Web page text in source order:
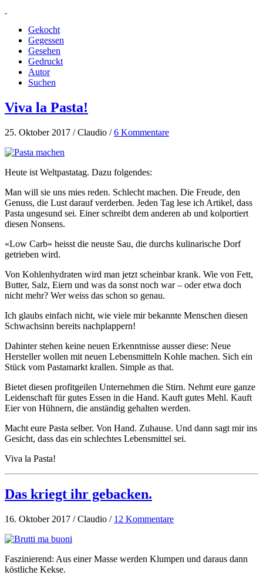
Gekocht
Gegessen
Gesehen
Gedruckt
Autor
Suchen
Viva la Pasta!
25. Oktober 2017 / Claudio /6 Kommentare
Heute ist Weltpastatag. Dazu folgendes:
Man will sie uns mies reden. Schlecht machen. Die Freude, den
Genuss, die Lust darauf verderben. Jeden Tag lese ich Artikel, dass
Pasta ungesund sei. Einer schreibt dem anderen ab und kolportiert
diesen Nonsens.
«Low Carb» heisst die neuste Sau, die durchs kulinarische Dorf
getrieben wird.
Von Kohlenhydraten wird man jetzt scheinbar krank. Wie von Fett,
Butter, Salz, Eiern und was da sonst noch war – oder etwa doch
nicht mehr? Wer weiss das schon so genau.
Ich glaubs einfach nicht, wie viele mir bekannte Menschen diesen
Schwachsinn bereits nachplappern!
Dahinter stehen keine neuen Erkenntnisse ausser diese: Neue
Hersteller wollen mit neuen Lebensmitteln Kohle machen. Sich ein
Stück vom Pastamarkt krallen. Simple as that.
Bietet diesen profitgeilen Unternehmen die Stirn. Nehmt eure ganze
Leidenschaft für gutes Essen in die Hand. Kauft gutes Mehl. Kauft
Eier von Hühnern, die anständig gehalten werden.
Macht eure Pasta selber. Von Hand. Zuhause. Und dann sagt mir ins
Gesicht, dass das ein schlechtes Lebensmittel sei.
Viva la Pasta!
Das kriegt ihr gebacken.
16. Oktober 2017 / Claudio / 12 Kommentare
Faszinierend: Aus einer Masse werden Klumpen und daraus dann
köstliche Kekse.